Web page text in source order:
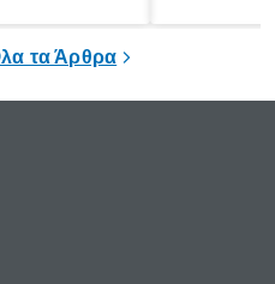
τα Άρθρα